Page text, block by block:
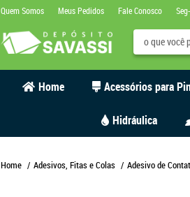
Quem Somos Meus Pedidos Fale Conosco
Home Acessórios para
Hidráulica
Home Adesivos, Fitas e Colas Adesivo de